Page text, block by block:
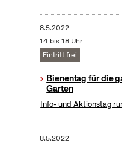
8.5.2022
14 bis 18 Uhr
Eintritt frei
Bienentag für die
Garten
Info- und Aktionstag
8.5.2022